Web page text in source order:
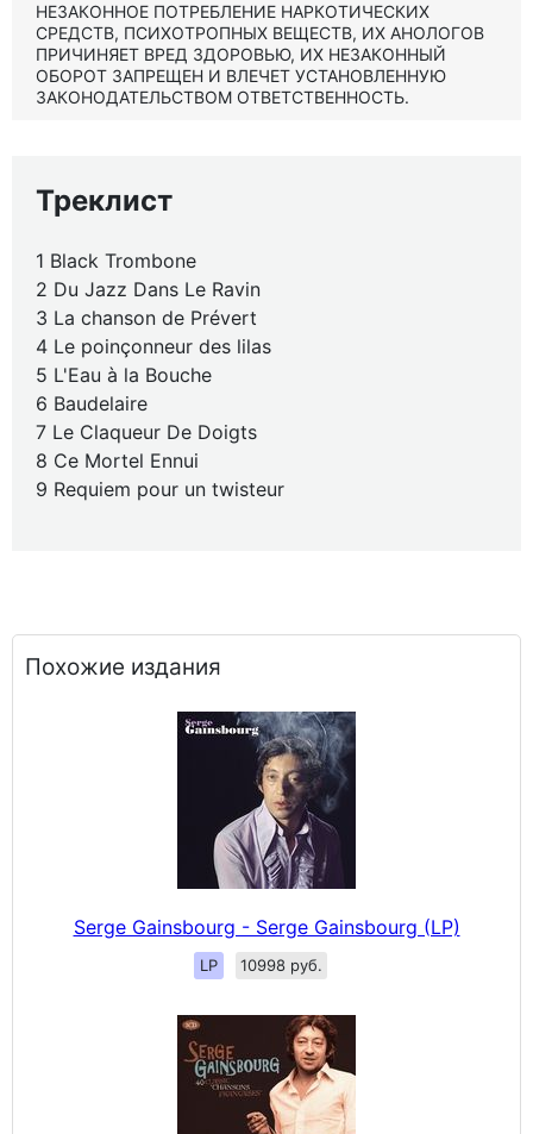
НЕЗАКОННОЕ ПОТРЕБЛЕНИЕ НАРКОТИЧЕСКИХ
СРЕДСТВ, ПСИХОТРОПНЫХ ВЕЩЕСТВ, ИХ АНОЛОГОВ
ПРИЧИНЯЕТ ВРЕД ЗДОРОВЬЮ, ИХ НЕЗАКОННЫЙ
ОБОРОТ ЗАПРЕЩЕН И ВЛЕЧЕТ УСТАНОВЛЕННУЮ
ЗАКОНОДАТЕЛЬСТВОМ ОТВЕТСТВЕННОСТЬ.
Треклист
1 Black Trombone
2 Du Jazz Dans Le Ravin
3 La chanson de Prévert
4 Le poinçonneur des lilas
5 L'Eau à la Bouche
6 Baudelaire
7 Le Claqueur De Doigts
8 Ce Mortel Ennui
9 Requiem pour un twisteur
Похожие издания
Serge Gainsbourg - Serge Gainsbourg (LP)
LP 10998 руб.